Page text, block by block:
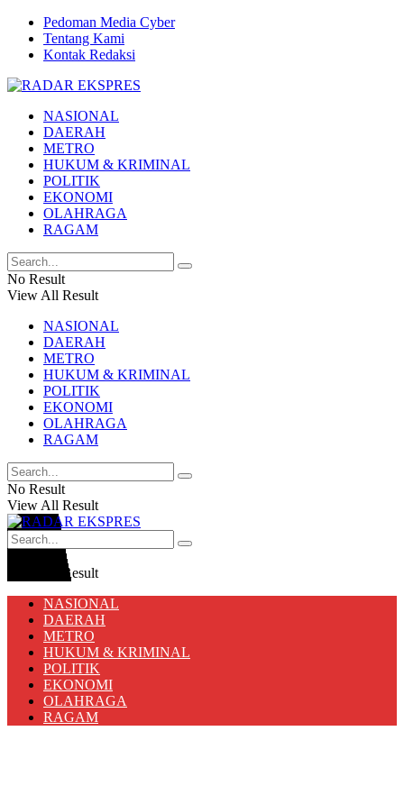
Pedoman Media Cyber
Tentang Kami
Kontak Redaksi
NASIONAL
DAERAH
METRO
HUKUM & KRIMINAL
POLITIK
EKONOMI
OLAHRAGA
RAGAM
No Result
View All Result
NASIONAL
DAERAH
METRO
HUKUM & KRIMINAL
POLITIK
EKONOMI
OLAHRAGA
RAGAM
No Result
View All Result
View All Result
NASIONAL
DAERAH
METRO
HUKUM & KRIMINAL
POLITIK
EKONOMI
OLAHRAGA
RAGAM